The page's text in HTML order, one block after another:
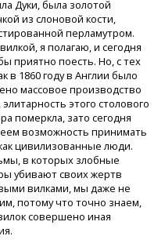
Дуки, была золотой
из слоновой кости,
перламутром.
я полагаю, и сегодня
приятно поесть. Но, с тех
в 1860 году в Англии было
массовое производство
элитарность этого столового
померкла, зато сегодня
возможность принимать
цивилизованные люди.
в которых злобные
убивают своих жертв
вилками, мы даже не
потому что точно знаем,
совершено иная